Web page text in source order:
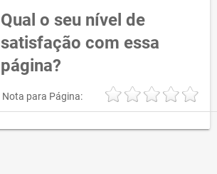
Qual o seu nível de
satisfação com essa
página?
Nota para Página: